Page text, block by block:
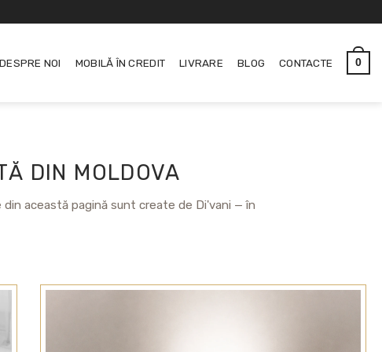
DESPRE NOI MOBILĂ ÎN CREDIT LIVRARE BLOG CONTACTE 0
DIN MOLDOVA
această pagină sunt create de Di'vani — în